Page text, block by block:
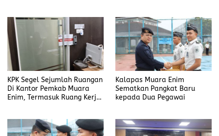
KPK Segel Sejumlah Ruangan
Di Kantor Pemkab Muara
Enim, Termasuk Ruang Kerja
Kalapas Muara Enim
Sematkan Pangkat Baru
kepada Dua Pegawai